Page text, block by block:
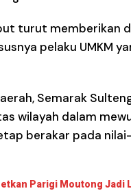
turut memberikan
pelaku UMKM
Semarak
wilayah dalam
berakar pada
Parigi Moutong Jadi